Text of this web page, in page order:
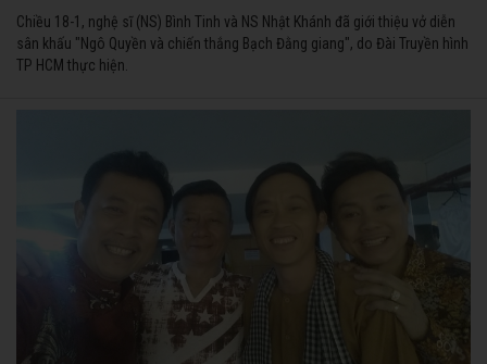
Chiều 18-1, nghệ sĩ (NS) Bình Tinh và NS Nhật Khánh đã giới thiệu vở diễn
sân khấu "Ngô Quyền và chiến thắng Bạch Đằng giang", do Đài Truyền hình
TP HCM thực hiện.